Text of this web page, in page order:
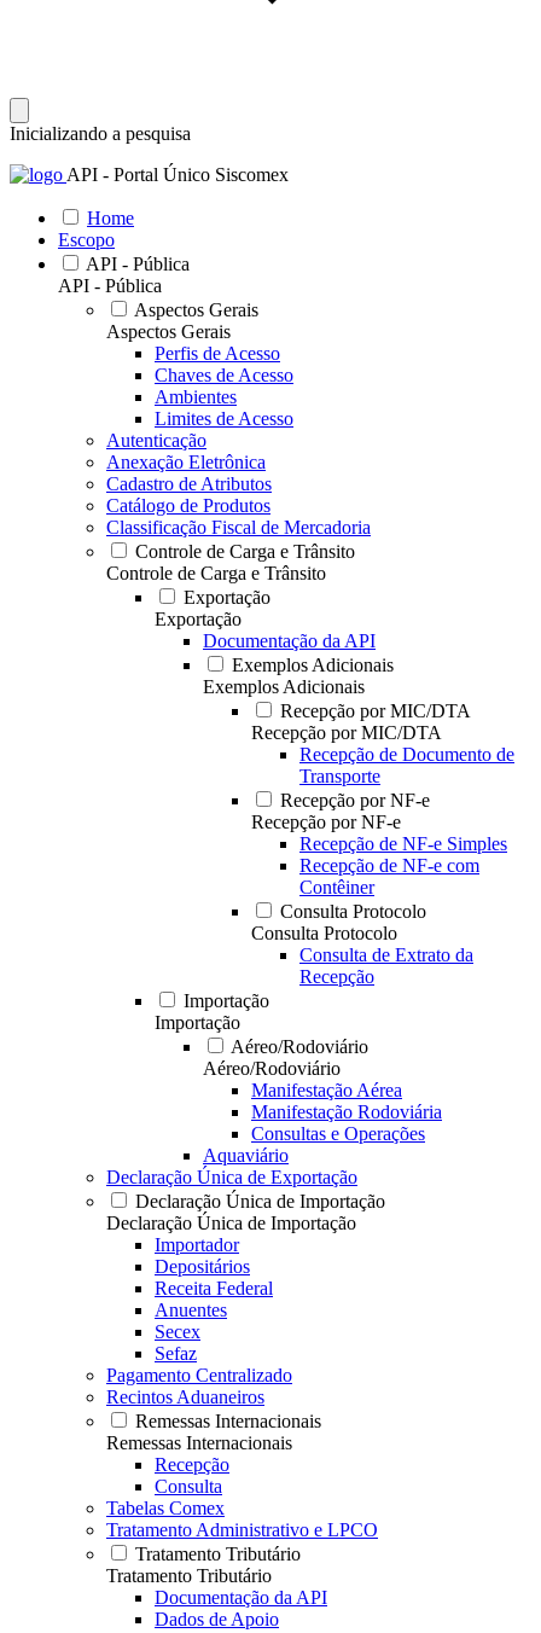
Inicializando a pesquisa
API - Portal Único Siscomex
Home
Escopo
API - Pública
API - Pública
Aspectos Gerais
Aspectos Gerais
Perfis de Acesso
Chaves de Acesso
Ambientes
Limites de Acesso
Autenticação
Anexação Eletrônica
Cadastro de Atributos
Catálogo de Produtos
Classificação Fiscal de Mercadoria
Controle de Carga e Trânsito
Controle de Carga e Trânsito
Exportação
Exportação
Documentação da API
Exemplos Adicionais
Exemplos Adicionais
Recepção por MIC/DTA
Recepção por MIC/DTA
Recepção de Documento de
Transporte
Recepção por NF-e
Recepção por NF-e
Recepção de NF-e Simples
Recepção de NF-e com
Contêiner
Consulta Protocolo
Consulta Protocolo
Consulta de Extrato da
Recepção
Importação
Importação
Aéreo/Rodoviário
Aéreo/Rodoviário
Manifestação Aérea
Manifestação Rodoviária
Consultas e Operações
Aquaviário
Declaração Única de Exportação
Declaração Única de Importação
Declaração Única de Importação
Importador
Depositários
Receita Federal
Anuentes
Secex
Sefaz
Pagamento Centralizado
Recintos Aduaneiros
Remessas Internacionais
Remessas Internacionais
Recepção
Consulta
Tabelas Comex
Tratamento Administrativo e LPCO
Tratamento Tributário
Tratamento Tributário
Documentação da API
Dados de Apoio